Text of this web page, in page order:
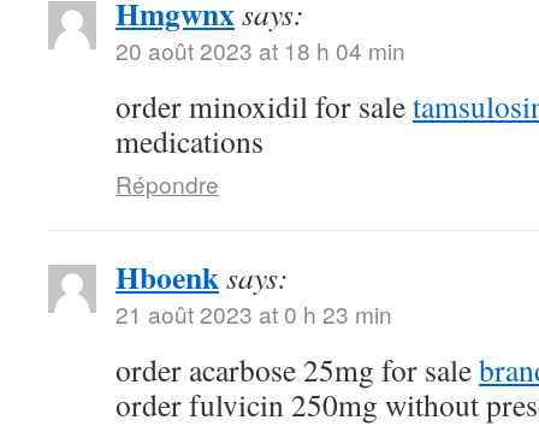
Hmgwnxsays:
20 août 2023 at 18 h 04 min
order minoxidil for sale
medications
Répondre
Hboenksays:
21 août 2023 at 0 h 23 min
order acarbose 25mg for sale
order fulvicin 250mg without